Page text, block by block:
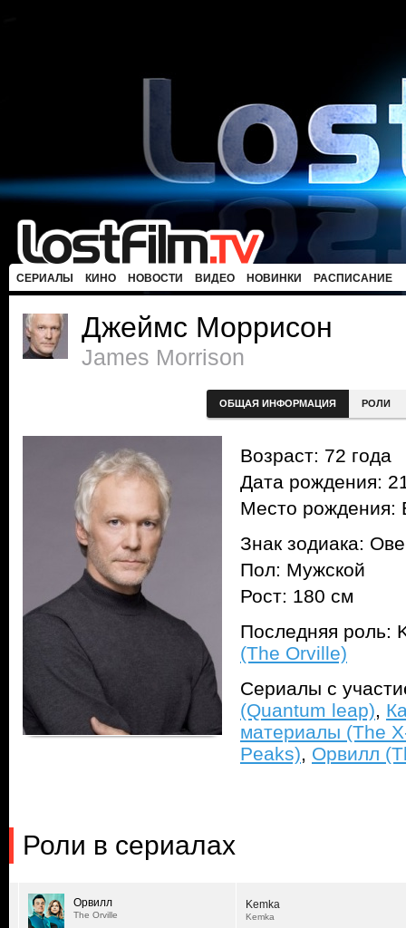
СЕРИАЛЫ КИНО НОВОСТИ ВИДЕО НОВИНКИ РАСПИСАНИЕ
Джеймс Моррисон
James Morrison
ОБЩАЯ ИНФОРМАЦИЯ РОЛИ
Возраст: 72 года
Дата рождения:
Место
Знак зодиака:
Пол: Мужской
Рост: 180 см
Последняя роль:
(The Orville)
Сериалы с
(Quantum leap),
материалы (The
Peaks), Орвилл
Роли в сериалах
Орвилл
The Orville
Kemka
Kemka